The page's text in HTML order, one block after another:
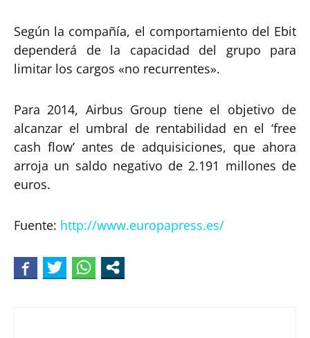
Según la compañía, el comportamiento del Ebit
dependerá de la capacidad del grupo para
limitar los cargos «no recurrentes».
Para 2014, Airbus Group tiene el objetivo de
alcanzar el umbral de rentabilidad en el ‘free
cash flow’ antes de adquisiciones, que ahora
arroja un saldo negativo de 2.191 millones de
euros.
Fuente: http://www.europapress.es/